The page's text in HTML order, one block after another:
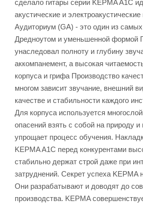
сделало гитары серии KEPMA A1C
акустические и
Аудиториум (GA) - это один из
Дредноутом и уменьшенной формой
унаследовал полноту и глубину
аккомпанемент, а высокая
корпуса и грифа Производство
многом зависит звучание, внешний
качестве и стабильности каждого
Для корпуса используется
опасений взять с собой на природу
упрощает процесс обучения.
KEPMA A1C перед конкурентами
стабильно держат строй даже при
затруднений. Секрет успеха
Они разрабатывают и доводят до
производства. KEPMA